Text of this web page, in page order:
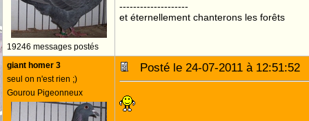
19246 messages postés
--------------------
et éternellement chanterons les forêts
giant homer 3
seul on n'est rien ;)
Gourou Pigeonneux
Posté le 24-07-2011 à